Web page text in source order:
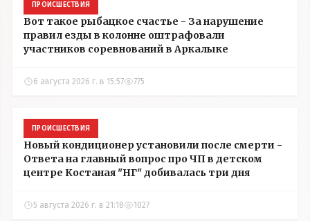
ПРОИСШЕСТВИЯ
Вот такое рыбацкое счастье - За нарушение
правил езды в колонне оштрафовали
участников соревнований в Аркалыке
6 августа 2026 г. в 15:57 775
ПРОИСШЕСТВИЯ
Новый кондиционер установили после смерти -
Ответа на главный вопрос про ЧП в детском
центре Костаная "НГ" добивалась три дня
5 августа 2026 г. в 21:18 1027